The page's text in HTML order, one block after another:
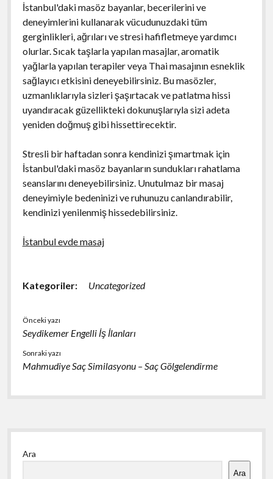
İstanbul'daki masöz bayanlar, becerilerini ve
deneyimlerini kullanarak vücudunuzdaki tüm
gerginlikleri, ağrıları ve stresi hafifletmeye yardımcı
olurlar. Sıcak taşlarla yapılan masajlar, aromatik
yağlarla yapılan terapiler veya Thai masajının esneklik
sağlayıcı etkisini deneyebilirsiniz. Bu masözler,
uzmanlıklarıyla sizleri şaşırtacak ve patlatma hissi
uyandıracak güzellikteki dokunuşlarıyla sizi adeta
yeniden doğmuş gibi hissettirecektir.
Stresli bir haftadan sonra kendinizi şımartmak için
İstanbul'daki masöz bayanların sundukları rahatlama
seanslarını deneyebilirsiniz. Unutulmaz bir masaj
deneyimiyle bedeninizi ve ruhunuzu canlandırabilir,
kendinizi yenilenmiş hissedebilirsiniz.
İstanbul evde masaj
Kategoriler: Uncategorized
Önceki yazı
Seydikemer Engelli İş İlanları
Sonraki yazı
Mahmudiye Saç Similasyonu – Saç Gölgelendirme
Yan
Menü
Ara
Ara